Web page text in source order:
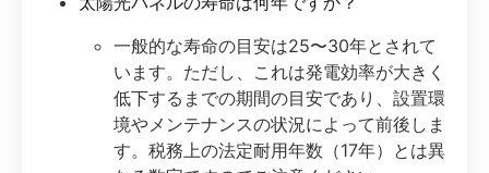
一般的な寿命の目安は25〜30年とされて
います。ただし、これは発電効率が大きく
低下するまでの期間の目安であり、設置環
境やメンテナンスの状況によって前後しま
す。税務上の法定耐用年数（17年）とは異